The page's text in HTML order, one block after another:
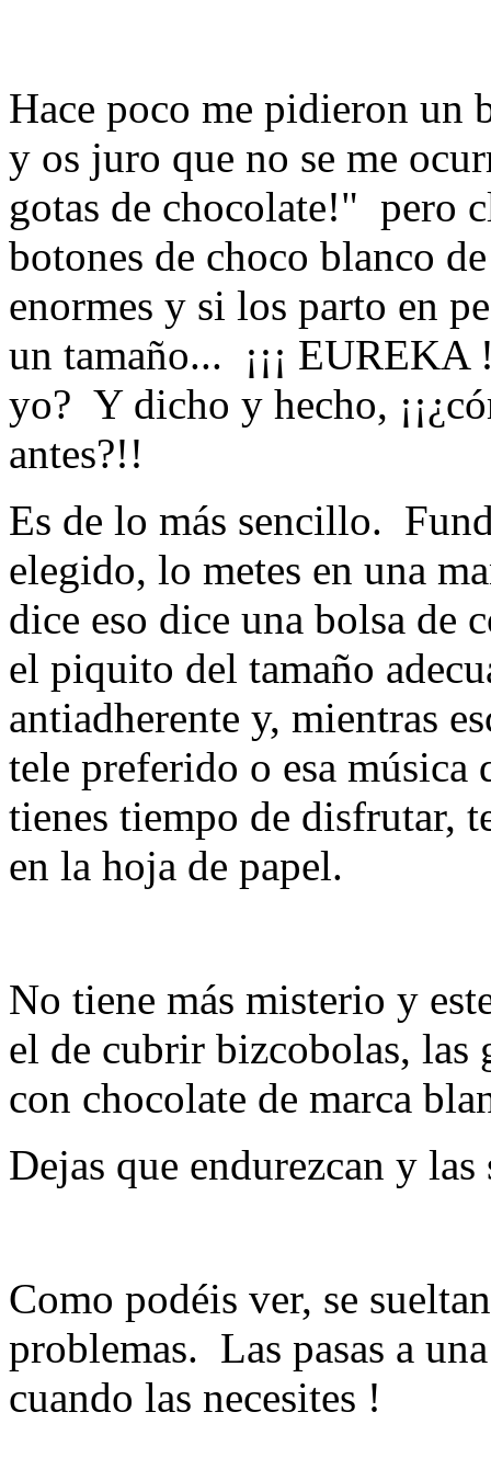
Hace poco me pidieron un
y os juro que no se me
gotas de chocolate!" pero
botones de choco blanco
enormes y si los parto en
un tamaño... ¡¡¡
yo? Y dicho y hecho,
antes?!!
Es de lo más sencillo.
elegido, lo metes en una
dice eso dice una bolsa de
el piquito del tamaño
antiadherente y, mientras
tele preferido o esa música
tienes tiempo de disfrutar,
en la hoja de papel.
No tiene más misterio y
el de cubrir bizcobolas, las
con chocolate de marca
Dejas que endurezcan y
Como podéis ver, se
problemas. Las pasas a
cuando las necesites !